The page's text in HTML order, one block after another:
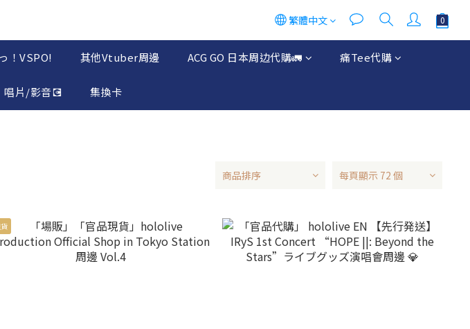
繁體中文
！VSPO! 其他Vtuber周邊 ACG GO 日本周边代購🚛 痛Tee代購
唱片/影音💽 集換卡
商品排序 每頁顯示 72 個